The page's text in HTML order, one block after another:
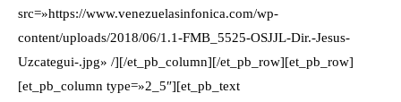
src=»https://www.venezuelasinfonica.com/wp-
content/uploads/2018/06/1.1-FMB_5525-OSJJL-Dir.-Jesus-
Uzcategui-.jpg» /][/et_pb_column][/et_pb_row][et_pb_row]
[et_pb_column type=»2_5″][et_pb_text